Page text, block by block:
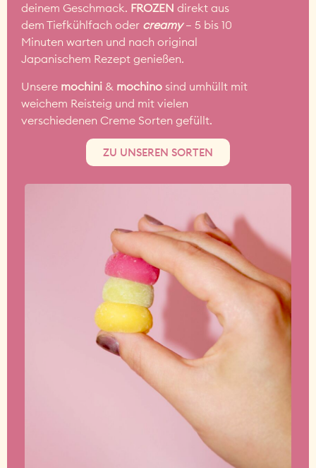
deinem Geschmack. FROZEN direkt aus
dem Tiefkühlfach oder creamy– 5 bis 10
Minuten warten und nach original
Japanischem Rezept genießen.
Unsere mochini & mochino sind umhüllt mit
weichem Reisteig und mit vielen
verschiedenen Creme Sorten gefüllt.
ZU UNSEREN SORTEN